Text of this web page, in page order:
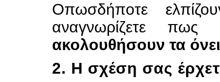
Οπωσδήποτε
αναγνωρίζετε πως
ακολουθήσουν τα
2. Η σχέση σας